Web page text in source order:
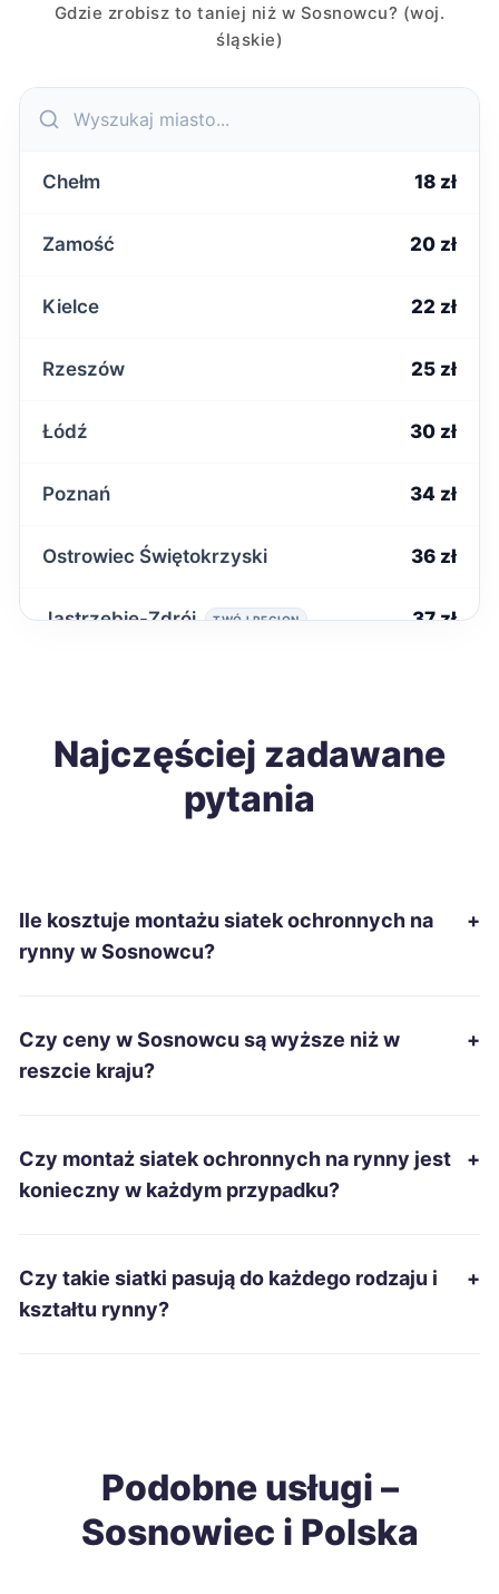
Gdzie zrobisz to taniej niż w Sosnowcu? (woj.
śląskie)
Chełm 18 zł
Zamość 20 zł
Kielce 22 zł
Rzeszów 25 zł
Łódź 30 zł
Poznań 34 zł
Ostrowiec Świętokrzyski 36 zł
Jastrzębie-Zdrój TWÓJ REGION 37 zł
Tomaszów Mazowiecki 37 zł
Tarnowskie Góry TWÓJ REGION 38 zł
Żory
Grudziądz
Gniezno
Najczęściej zadawane
pytania
Ile kosztuje montażu siatek ochronnych na
rynny w Sosnowcu?
+
Czy ceny w Sosnowcu są wyższe niż w
reszcie kraju?
+
Czy montaż siatek ochronnych na rynny jest
konieczny w każdym przypadku?
+
Czy takie siatki pasują do każdego rodzaju i
kształtu rynny?
+
Podobne usługi –
Sosnowiec i Polska